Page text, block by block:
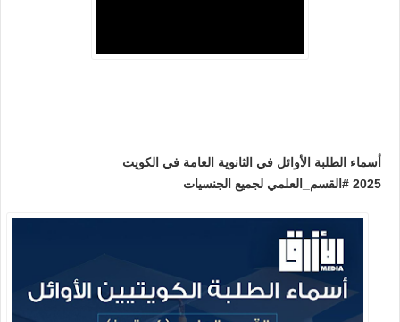
أسماء الطلبة الأوائل في الثانوية العامة في الكويت
2025 #القسم_العلمي لجميع الجنسيات